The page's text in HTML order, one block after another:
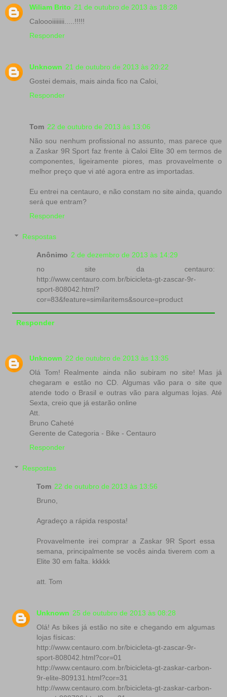
Wiliam Brito 21 de outubro de 2013 às 18:28
Caloooiiiiiiii.....!!!!!
Responder
Unknown 21 de outubro de 2013 às 20:22
Gostei demais, mais ainda fico na Caloi,
Responder
Tom 22 de outubro de 2013 às 13:06
Não sou nenhum profissional no assunto, mas parece que
a Zaskar 9R Sport faz frente à Caloi Elite 30 em termos de
componentes, ligeiramente piores, mas provavelmente o
melhor preço que vi até agora entre as importadas.
Eu entrei na centauro, e não constam no site ainda, quando
será que entram?
Responder
Respostas
Anônimo 2 de dezembro de 2013 às 14:29
no site da centauro:
http://www.centauro.com.br/bicicleta-gt-zascar-9r-
sport-808042.html?
cor=83&feature=similaritems&source=product
Responder
Unknown 22 de outubro de 2013 às 13:35
Olá Tom! Realmente ainda não subiram no site! Mas já
chegaram e estão no CD. Algumas vão para o site que
atende todo o Brasil e outras vão para algumas lojas. Até
Sexta, creio que já estarão online
Att.
Bruno Caheté
Gerente de Categoria - Bike - Centauro
Responder
Respostas
Tom 22 de outubro de 2013 às 13:56
Bruno,
Agradeço a rápida resposta!
Provavelmente irei comprar a Zaskar 9R Sport essa
semana, principalmente se vocês ainda tiverem com a
Elite 30 em falta. kkkkk
att. Tom
Unknown 25 de outubro de 2013 às 08:28
Olá! As bikes já estão no site e chegando em algumas
lojas físicas:
http://www.centauro.com.br/bicicleta-gt-zascar-9r-
sport-808042.html?cor=01
http://www.centauro.com.br/bicicleta-gt-zaskar-carbon-
9r-elite-809131.html?cor=31
http://www.centauro.com.br/bicicleta-gt-zaskar-carbon-